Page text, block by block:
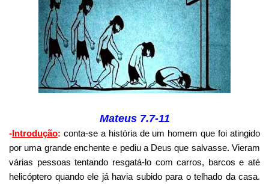
Mateus 7.7-11
-Introdução: conta-se a história de um homem que foi atingido
por uma grande enchente e pediu a Deus que salvasse. Vieram
várias pessoas tentando resgatá-lo com carros, barcos e até
helicóptero quando ele já havia subido para o telhado da casa.